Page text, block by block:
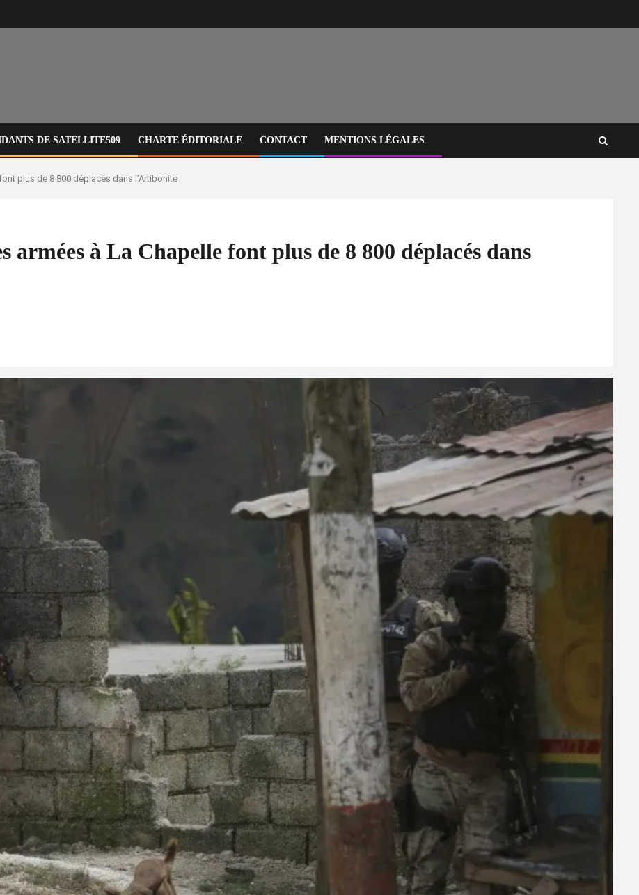
DE SATELLITE509 CHARTE ÉDITORIALE CONTACT MENTIONS LÉGALES
plus de 8 800 déplacés dans l’Artibonite
armées à La Chapelle font plus de 8 800 déplacés dans